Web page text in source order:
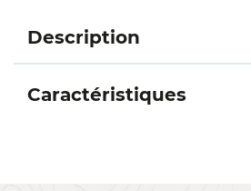
Description
Caractéristiques